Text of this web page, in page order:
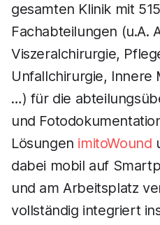
gesamten Klinik mit
Fachabteilungen (u.A.
Viszeralchirurgie,
Unfallchirurgie, Innere
…) für die
und
Lösungen imitoWound
dabei mobil auf
und am Arbeitsplatz
vollständig integriert